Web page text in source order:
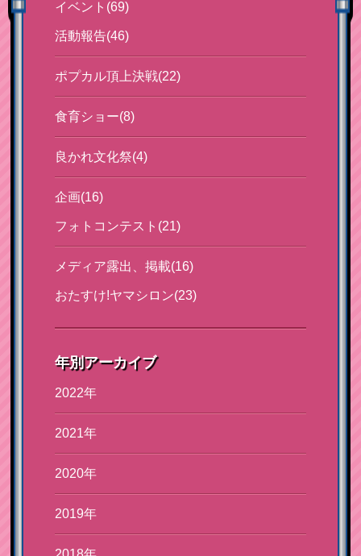
イベント(69)
活動報告(46)
ポプカル頂上決戦(22)
食育ショー(8)
良かれ文化祭(4)
企画(16)
フォトコンテスト(21)
メディア露出、掲載(16)
おたすけ!ヤマシロン(23)
年別アーカイブ
2022年
2021年
2020年
2019年